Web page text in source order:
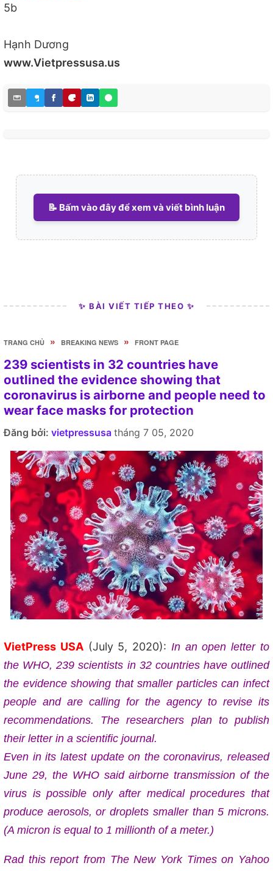
5b
Hạnh Dương
www.Vietpressusa.us
📝 Bấm vào đây để xem và viết bình luận
✨ BÀI VIẾT TIẾP THEO ✨
TRANG CHỦ » BREAKING NEWS » FRONT PAGE
239 scientists in 32 countries have
outlined the evidence showing that
coronavirus is airborne and people need to
wear face masks for protection
Đăng bởi: vietpressusa tháng 7 05, 2020
VietPress USA(July 5, 2020): In an open letter to
the WHO, 239 scientists in 32 countries have outlined
the evidence showing that smaller particles can infect
people and are calling for the agency to revise its
recommendations. The researchers plan to publish
their letter in a scientific journal.
Even in its latest update on the coronavirus, released
June 29, the WHO said airborne transmission of the
virus is possible only after medical procedures that
produce aerosols, or droplets smaller than 5 microns.
(A micron is equal to 1 millionth of a meter.)
Rad this report from The New York Times on Yahoo